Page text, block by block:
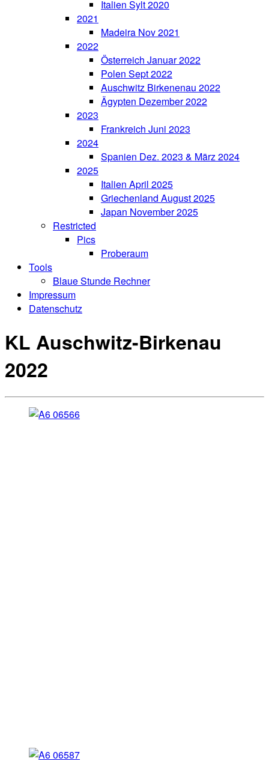
Italien Sylt 2020
2021
Madeira Nov 2021
2022
Österreich Januar 2022
Polen Sept 2022
Auschwitz Birkenenau 2022
Ägypten Dezember 2022
2023
Frankreich Juni 2023
2024
Spanien Dez. 2023 & März 2024
2025
Italien April 2025
Griechenland August 2025
Japan November 2025
Restricted
Pics
Proberaum
Tools
Blaue Stunde Rechner
Impressum
Datenschutz
KL Auschwitz-Birkenau
2022